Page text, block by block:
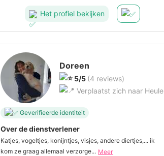
Het profiel bekijken
Doreen
5/5 (4 reviews)
Verplaatst zich naar Heule
Geverifieerde identiteit
Over de dienstverlener
Katjes, vogeltjes, konijntjes, visjes, andere diertjes,... ik
kom ze graag allemaal verzorge... Meer